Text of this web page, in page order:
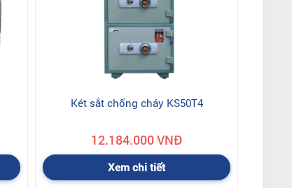
Két sắt chống cháy KS50T4
12.184.000 VNĐ
Xem chi tiết